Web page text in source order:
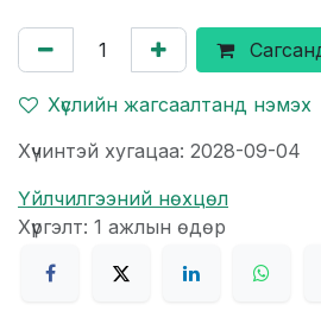
Хүслийн жагсаалтанд нэмэх
Хүчинтэй хугацаа: 2028-09-04
Үйлчилгээний нөхцөл
Хүргэлт: 1 ажлын өдөр